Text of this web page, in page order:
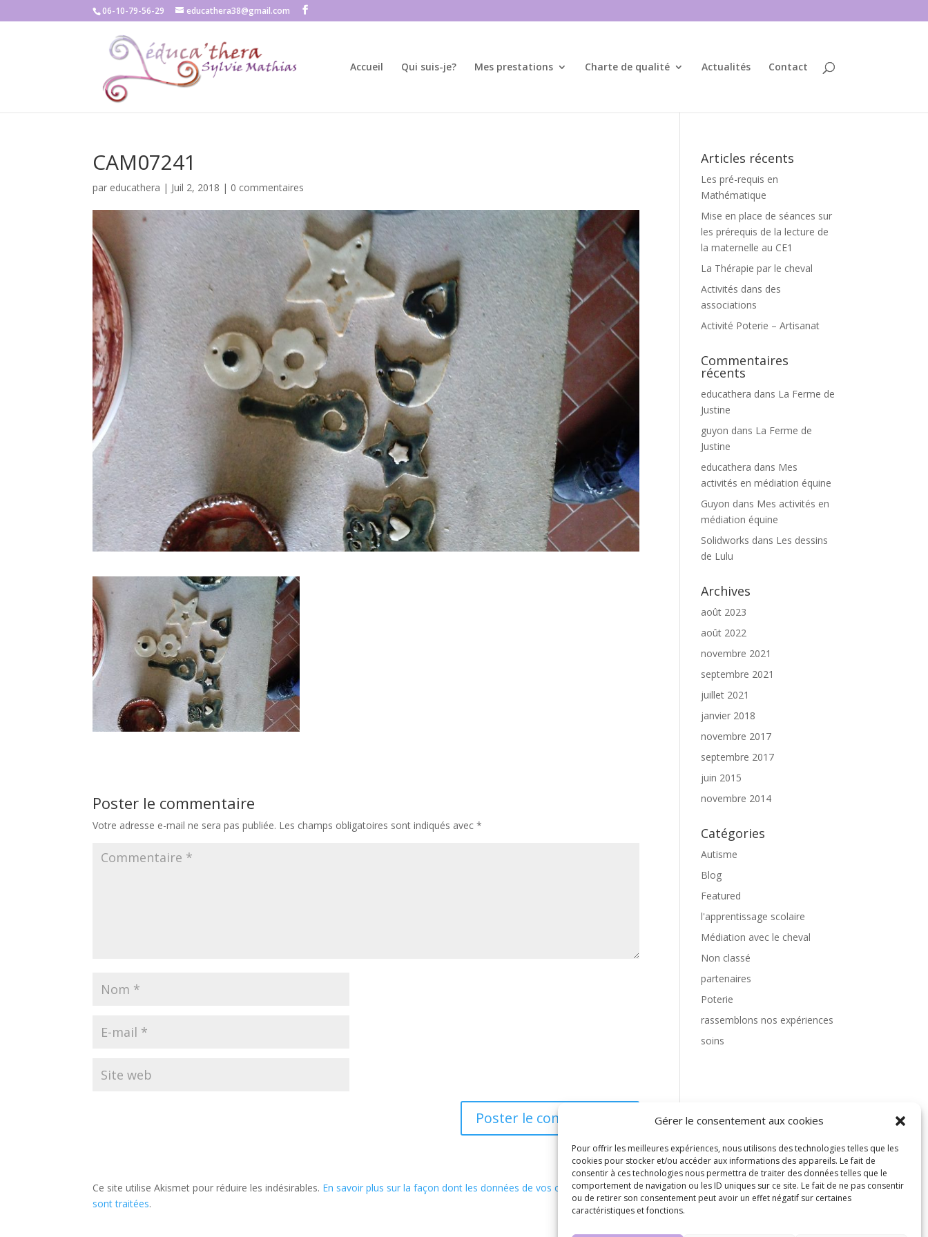
Gérer le consentement aux cookies
Pour offrir les meilleures expériences, nous utilisons des technologies telles que les
cookies pour stocker et/ou accéder aux informations des appareils. Le fait de
consentir à ces technologies nous permettra de traiter des données telles que le
comportement de navigation ou les ID uniques sur ce site. Le fait de ne pas consentir
ou de retirer son consentement peut avoir un effet négatif sur certaines
caractéristiques et fonctions.
06-10-79-56-29 educathera38@gmail.com
Accueil Qui suis-je? Mes prestations Charte de qualité Actualités Contact
CAM07241
par educathera | Juil 2, 2018 | 0 commentaires
Poster le commentaire
Votre adresse e-mail ne sera pas publiée. Les champs obligatoires sont indiqués avec*
Ce site utilise Akismet pour réduire les indésirables. En savoir plus sur la façon dont les données de vos commentaires
sont traitées.
Articles récents
Les pré-requis en
Mathématique
Mise en place de séances sur
les prérequis de la lecture de
la maternelle au CE1
La Thérapie par le cheval
Activités dans des
associations
Activité Poterie – Artisanat
Commentaires
récents
educathera dans La Ferme de
Justine
guyon dans La Ferme de
Justine
educathera dans Mes
activités en médiation équine
Guyon dans Mes activités en
médiation équine
Solidworks dans Les dessins
de Lulu
Archives
août 2023
août 2022
novembre 2021
septembre 2021
juillet 2021
janvier 2018
novembre 2017
septembre 2017
juin 2015
novembre 2014
Catégories
Autisme
Blog
Featured
l'apprentissage scolaire
Médiation avec le cheval
Non classé
partenaires
Poterie
rassemblons nos expériences
soins